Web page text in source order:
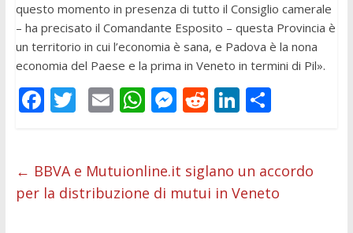
questo momento in presenza di tutto il Consiglio camerale
– ha precisato il Comandante Esposito – questa Provincia è
un territorio in cui l’economia è sana, e Padova è la nona
economia del Paese e la prima in Veneto in termini di Pil».
F
b
o
T
er
E
l
W
s
A
M
e
n
R
di
t
Li
e
dI
C
di
vi
← BBVA e Mutuionline.it siglano un accordo
per la distribuzione di mutui in Veneto